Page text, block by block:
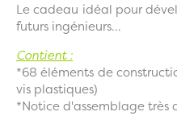
Le cadeau idéal pour
futurs ingénieurs...
Contient :
*68 éléments de
vis plastiques)
*Notice d'assemblage très